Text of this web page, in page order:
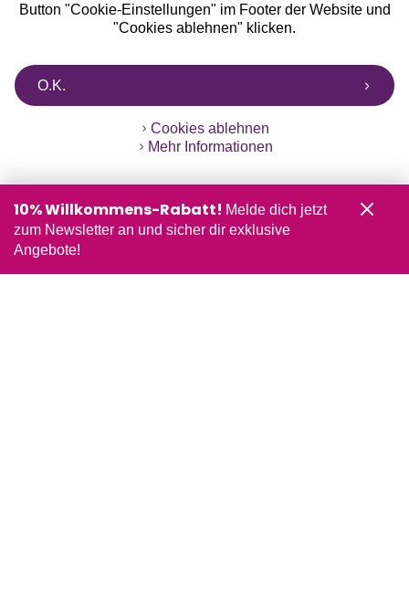
Button "Cookie-Einstellungen" im Footer der Website und
"Cookies ablehnen" klicken.
O.K.
Cookies ablehnen
Mehr Informationen
10% Willkommens-Rabatt! Melde dich jetzt
zum Newsletter an und sicher dir exklusive
Angebote!